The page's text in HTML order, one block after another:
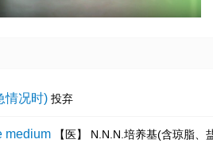
情况时) 投弃
medium 【医】 N.N.N.培养基(含琼脂